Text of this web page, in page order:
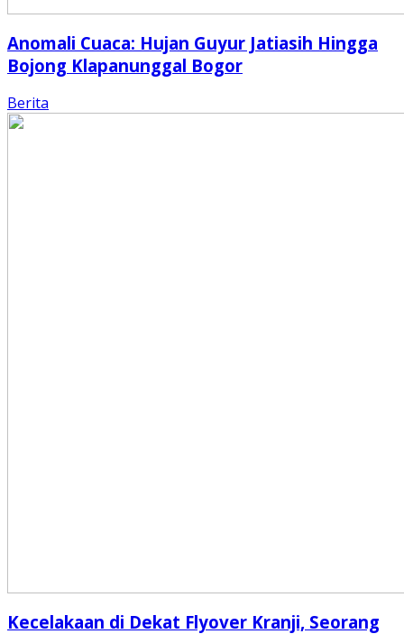
Anomali Cuaca: Hujan Guyur Jatiasih Hingga
Bojong Klapanunggal Bogor
Berita
Kecelakaan di Dekat Flyover Kranji, Seorang